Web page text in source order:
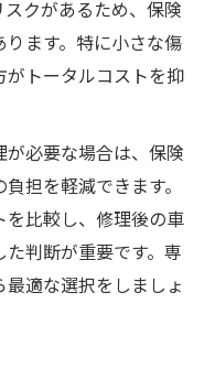
クがあるため、保険
ます。特に小さな傷
トータルコストを抑
必要な場合は、保険
担を軽減できます。
比較し、修理後の車
判断が重要です。専
適な選択をしましょ